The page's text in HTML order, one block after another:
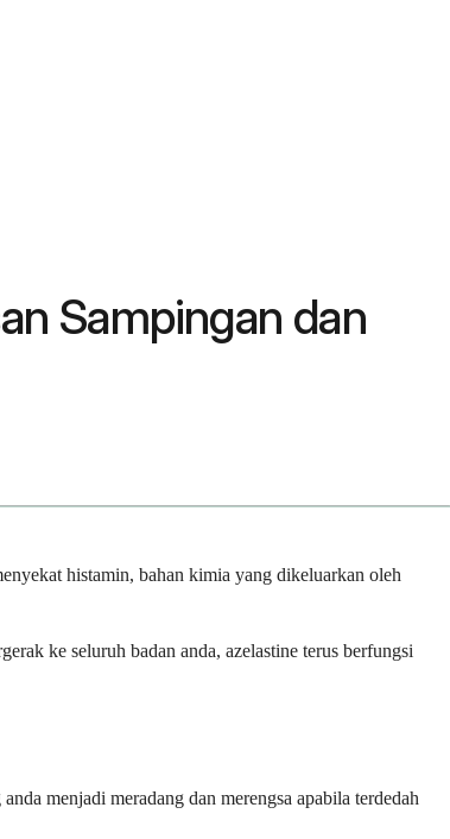
Sampingan dan
histamin, bahan kimia yang dikeluarkan oleh
ke seluruh badan anda, azelastine terus berfungsi
menjadi meradang dan merengsa apabila terdedah